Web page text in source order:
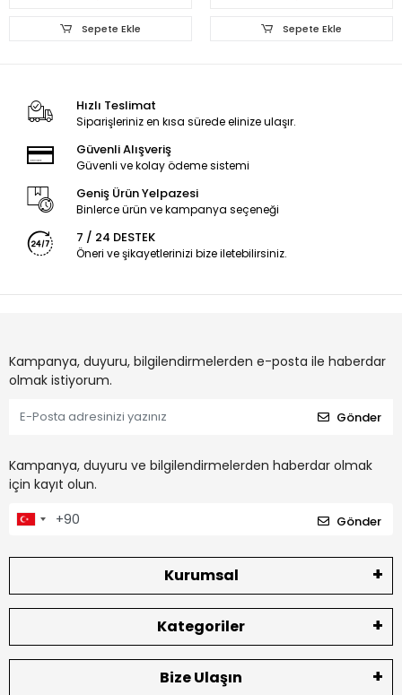
Sepete Ekle Sepete Ekle
Hızlı Teslimat
Siparişleriniz en kısa sürede elinize ulaşır.
Güvenli Alışveriş
Güvenli ve kolay ödeme sistemi
Geniş Ürün Yelpazesi
Binlerce ürün ve kampanya seçeneği
7 / 24 DESTEK
Öneri ve şikayetlerinizi bize iletebilirsiniz.
Kampanya, duyuru, bilgilendirmelerden e-posta ile haberdar
olmak istiyorum.
Gönder
Kampanya, duyuru ve bilgilendirmelerden haberdar olmak
için kayıt olun.
Gönder
Kurumsal
Kategoriler
Bize Ulaşın